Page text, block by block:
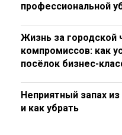
профессиональной
Жизнь за городской
компромиссов: как
посёлок бизнес-
Неприятный запах
и как убрать